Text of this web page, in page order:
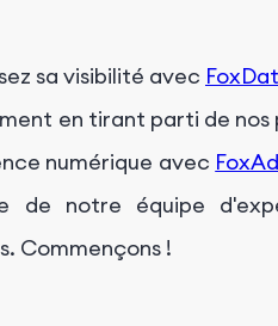
sa visibilité avec
en tirant parti de nos
numérique avec
de notre équipe
Commençons !